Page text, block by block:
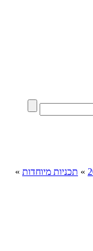
» תכניות מיוחדות »